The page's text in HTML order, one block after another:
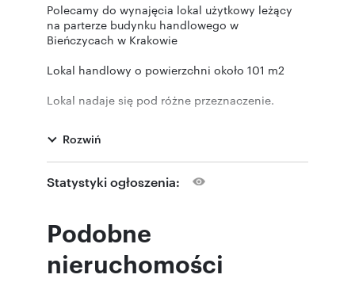
Polecamy do wynajęcia lokal użytkowy leżący
na parterze budynku handlowego w
Bieńczycach w Krakowie
Lokal handlowy o powierzchni około 101 m2
Lokal nadaje się pod różne przeznaczenie.
dostawczymi bezpośrednio do lokalu.
Załadunek z poziomu 0 możliwość dostawy
wózkiem paletowym.
Świetna lokalizacja bezpośrednio widoczny z
Składa się z :
powierzchni handlowej około 70 m2 otwarta
Rozwiń
Statystyki ogłoszenia:
Podobne
nieruchomości